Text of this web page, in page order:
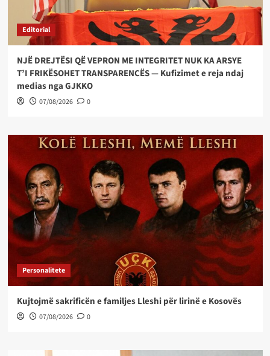
Editorial
NJË DREJTËSI QË VEPRON ME INTEGRITET NUK KA ARSYE
T’I FRIKËSOHET TRANSPARENCËS — Kufizimet e reja ndaj
medias nga GJKKO
07/08/2026 0
Personalitete
Kujtojmë sakrificën e familjes Lleshi për lirinë e Kosovës
07/08/2026 0